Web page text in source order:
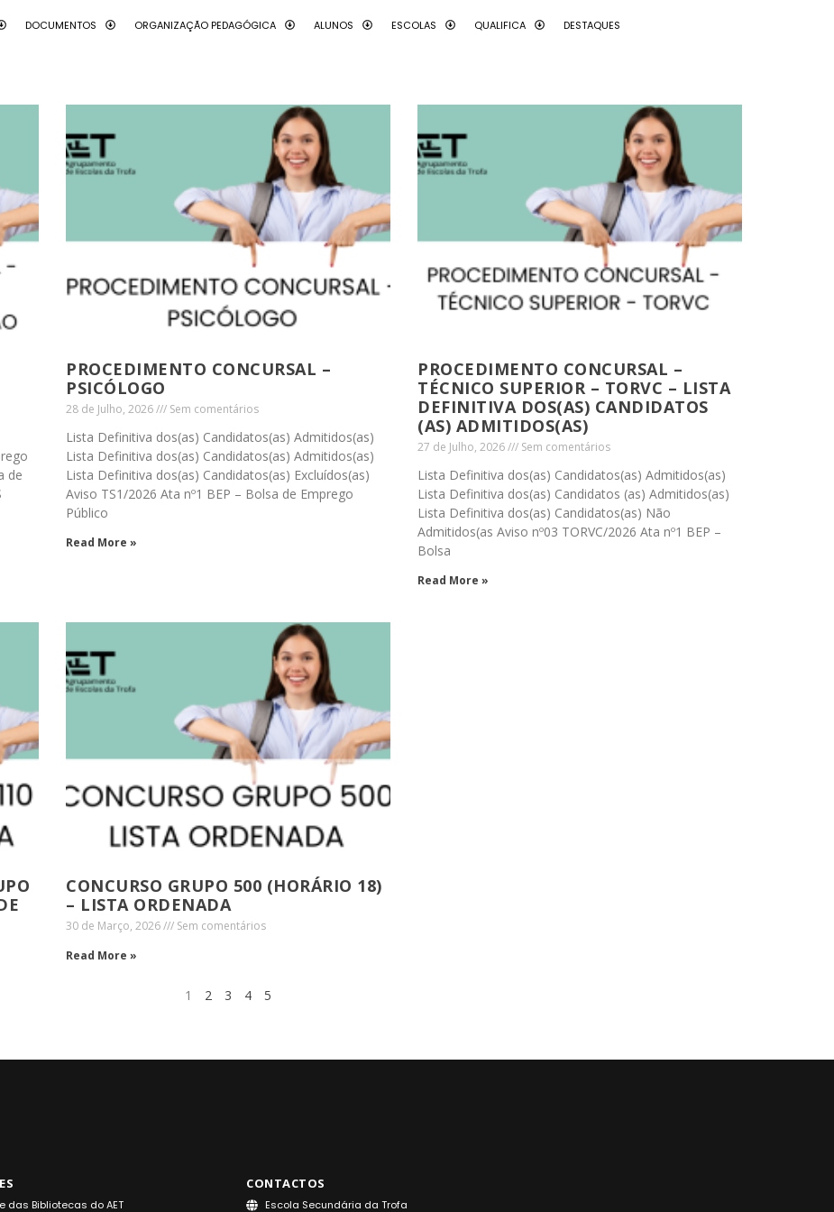
DOCUMENTOS ORGANIZAÇÃO PEDAGÓGICA ALUNOS ESCOLAS QUALIFICA DESTAQUES
de
PROCEDIMENTO CONCURSAL –
PSICÓLOGO
28 de Julho, 2026 Sem comentários
Lista Definitiva dos(as) Candidatos(as) Admitidos(as)
Lista Definitiva dos(as) Candidatos(as) Admitidos(as)
Lista Definitiva dos(as) Candidatos(as) Excluídos(as)
Aviso TS1/2026 Ata nº1 BEP – Bolsa de Emprego
Público
Read More »
PROCEDIMENTO CONCURSAL –
TÉCNICO SUPERIOR – TORVC – LISTA
DEFINITIVA DOS(AS) CANDIDATOS
(AS) ADMITIDOS(AS)
27 de Julho, 2026 Sem comentários
Lista Definitiva dos(as) Candidatos(as) Admitidos(as)
Lista Definitiva dos(as) Candidatos (as) Admitidos(as)
Lista Definitiva dos(as) Candidatos(as) Não
Admitidos(as Aviso nº03 TORVC/2026 Ata nº1 BEP –
Bolsa
Read More »
CONCURSO GRUPO 500 (HORÁRIO 18)
– LISTA ORDENADA
30 de Março, 2026
Sem comentários
Read More »
1 2 3 4 5
das Bibliotecas do AET
CONTACTOS
Escola Secundária da Trofa